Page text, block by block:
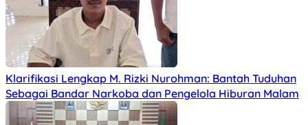
Klarifikasi Lengkap M. Rizki Nurohman: Bantah Tuduhan
Sebagai Bandar Narkoba dan Pengelola Hiburan Malam